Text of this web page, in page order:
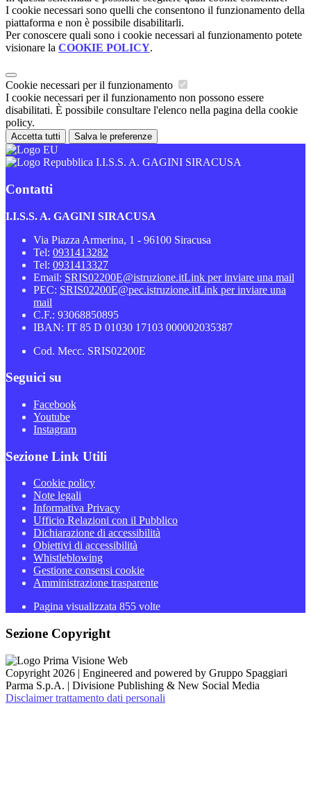
I cookie necessari sono quelli che consentono il funzionamento della
piattaforma e non è possibile disabilitarli.
Per conoscere quali sono i cookie necessari al funzionamento potete
visionare la COOKIE POLICY.
Cookie necessari per il funzionamento
I cookie necessari per il funzionamento non possono essere
disabilitati. È possibile consultare l'elenco nella pagina della cookie
policy.
Accetta tutti Salva le preferenze
I.I.S.S. A. GAGINI SIRACUSA
Contatti
I.I.S.S. A. GAGINI SIRACUSA
Via Piazza Armerina, 1 - 96100 Siracusa
Tel: 0931413282
Tel: 0931413327
Email: SRIS02200E@istruzione.itLink per inviare una mail
PEC: SRIS02200E@pec.istruzione.itLink per inviare una
mail
C.F.: 93068850895
IBAN: IT 85 D 01030 17103 000002035387
Cod. Mecc. SRIS02200E
Seguici su
Facebook
Youtube
Instagram
Sezione Link Utili
Cookie policy
Note legali
Informativa Privacy
Ufficio Relazioni con il Pubblico
Dichiarazione di accessibilità
Obiettivi di accessibilità
Whistleblowing
Gestione consensi cookie
Amministrazione trasparente
Pagina visualizzata 855 volte
Sezione Copyright
Copyright 2026 | Engineered and powered by Gruppo Spaggiari
Parma S.p.A. | Divisione Publishing & New Social Media
Disclaimer trattamento dati personali